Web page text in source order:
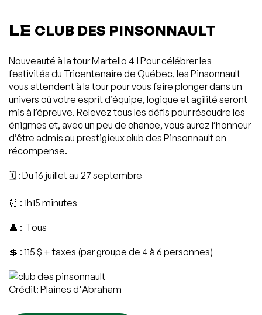
LE CLUB DES PINSONNAULT
Nouveauté à la tour Martello 4 ! Pour célébrer les
festivités du Tricentenaire de Québec, les Pinsonnault
vous attendent à la tour pour vous faire plonger dans un
univers où votre esprit d’équipe, logique et agilité seront
mis à l’épreuve. Relevez tous les défis pour résoudre les
énigmes et, avec un peu de chance, vous aurez l’honneur
d’être admis au prestigieux club des Pinsonnault en
récompense.
🗓️ : Du 16 juillet au 27 septembre
⏰ : 1h15 minutes
👤 : Tous
💲 : 115 $ + taxes (par groupe de 4 à 6 personnes)
Crédit: Plaines d'Abraham